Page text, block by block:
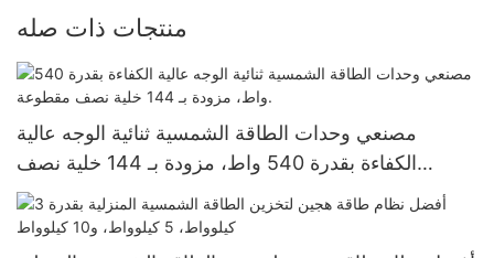
منتجات ذات صله
مصنعي وحدات الطاقة الشمسية ثنائية الوجه عالية
الكفاءة بقدرة 540 واط، مزودة بـ 144 خلية نصف